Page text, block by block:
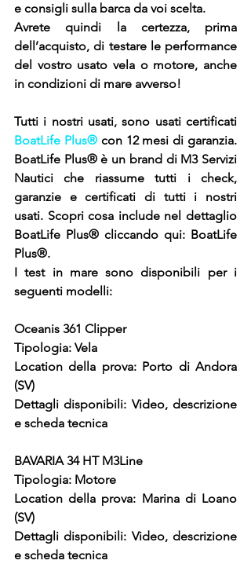
e consigli sulla barca da voi scelta.
Avrete quindi la certezza, prima
dell’acquisto, di testare le performance
del vostro usato vela o motore, anche
in condizioni di mare avverso!
BoatLife Plus® con 12 mesi di garanzia.
BoatLife Plus® è un brand di M3 Servizi
Nautici che riassume tutti i check,
garanzie e certificati di tutti i nostri
usati. Scopri cosa include nel dettaglio
BoatLife Plus® cliccando qui: BoatLife
Plus®.
I test in mare sono disponibili per i
seguenti modelli:
Oceanis 361 Clipper
Tipologia: Vela
Location della prova: Porto di Andora
(SV)
Dettagli disponibili: Video, descrizione
e scheda tecnica
BAVARIA 34 HT M3Line
Tipologia: Motore
Location della prova: Marina di Loano
(SV)
Dettagli disponibili: Video, descrizione
e scheda tecnica